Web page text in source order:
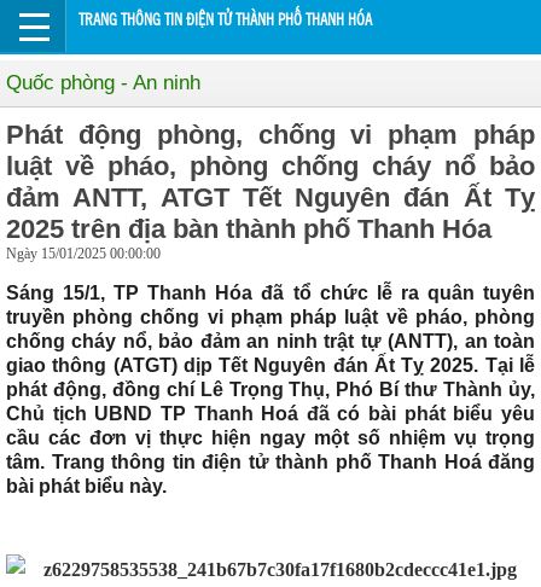
TRANG THÔNG TIN ĐIỆN TỬ THÀNH PHỐ THANH HÓA
Quốc phòng - An ninh
Phát động phòng, chống vi phạm pháp
luật về pháo, phòng chống cháy nổ bảo
đảm ANTT, ATGT Tết Nguyên đán Ất Tỵ
2025 trên địa bàn thành phố Thanh Hóa
Ngày 15/01/2025 00:00:00
Sáng 15/1, TP Thanh Hóa đã tổ chức lễ ra quân tuyên
truyền phòng chống vi phạm pháp luật về pháo, phòng
chống cháy nổ, bảo đảm an ninh trật tự (ANTT), an toàn
giao thông (ATGT) dịp Tết Nguyên đán Ất Tỵ 2025. Tại lễ
phát động, đồng chí Lê Trọng Thụ, Phó Bí thư Thành ủy,
Chủ tịch UBND TP Thanh Hoá đã có bài phát biểu yêu
cầu các đơn vị thực hiện ngay một số nhiệm vụ trọng
tâm. Trang thông tin điện tử thành phố Thanh Hoá đăng
bài phát biểu này.